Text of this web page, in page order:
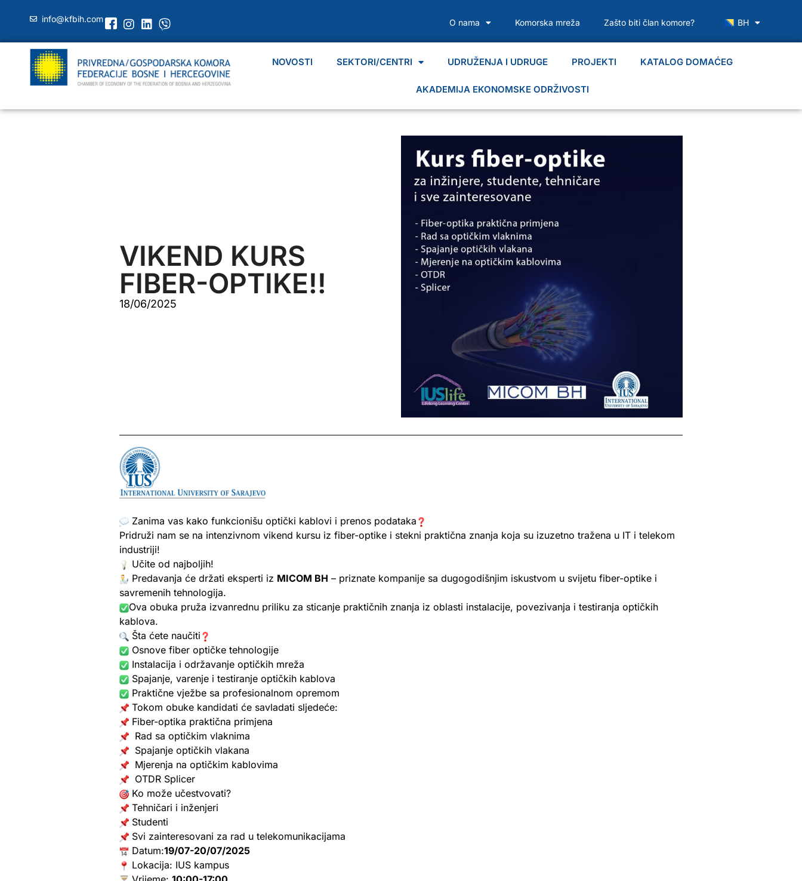
info@kfbih.com O nama Komorska mreža Zašto biti član komore? BH
NOVOSTI SEKTORI/CENTRI UDRUŽENJA I UDRUGE PROJEKTI KATALOG DOMAĆEG
AKADEMIJA EKONOMSKE ODRŽIVOSTI
VIKEND KURS
FIBER-OPTIKE!!
18/06/2025
Zanima vas kako funkcionišu optički kablovi i prenos podataka
Pridruži nam se na intenzivnom vikend kursu iz fiber-optike i stekni praktična znanja koja su izuzetno tražena u IT i telekom
industriji!
Učite od najboljih!
Predavanja će držati eksperti iz MICOM BH – priznate kompanije sa dugogodišnjim iskustvom u svijetu fiber-optike i
savremenih tehnologija.
Ova obuka pruža izvanrednu priliku za sticanje praktičnih znanja iz oblasti instalacije, povezivanja i testiranja optičkih
kablova.
Šta ćete naučiti
Osnove fiber optičke tehnologije
Instalacija i održavanje optičkih mreža
Spajanje, varenje i testiranje optičkih kablova
Praktične vježbe sa profesionalnom opremom
Tokom obuke kandidati će savladati sljedeće:
Fiber-optika praktična primjena
Rad sa optičkim vlaknima
Spajanje optičkih vlakana
Mjerenja na optičkim kablovima
OTDR Splicer
Ko može učestvovati?
Tehničari i inženjeri
Studenti
Svi zainteresovani za rad u telekomunikacijama
Datum:19/07-20/07/2025
Lokacija: IUS kampus